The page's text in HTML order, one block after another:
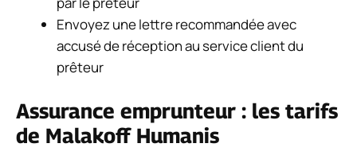
Envoyez une lettre recommandée avec
accusé de réception au service client du
prêteur
Assurance emprunteur : les tarifs
de Malakoff Humanis